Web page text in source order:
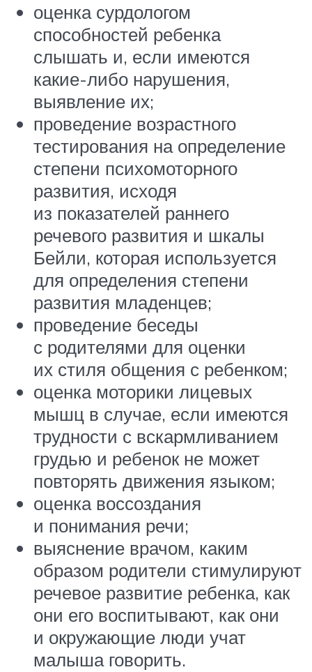
оценка сурдологом
способностей ребенка
слышать и, если имеются
какие-либо нарушения,
выявление их;
проведение возрастного
тестирования на определение
степени психомоторного
развития, исходя
из показателей раннего
речевого развития и шкалы
Бейли, которая используется
для определения степени
развития младенцев;
проведение беседы
с родителями для оценки
их стиля общения с ребенком;
оценка моторики лицевых
мышц в случае, если имеются
трудности с вскармливанием
грудью и ребенок не может
повторять движения языком;
оценка воссоздания
и понимания речи;
выяснение врачом, каким
образом родители стимулируют
речевое развитие ребенка, как
они его воспитывают, как они
и окружающие люди учат
малыша говорить.